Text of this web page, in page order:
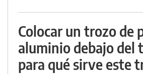
Colocar un trozo de
aluminio debajo del
para qué sirve este